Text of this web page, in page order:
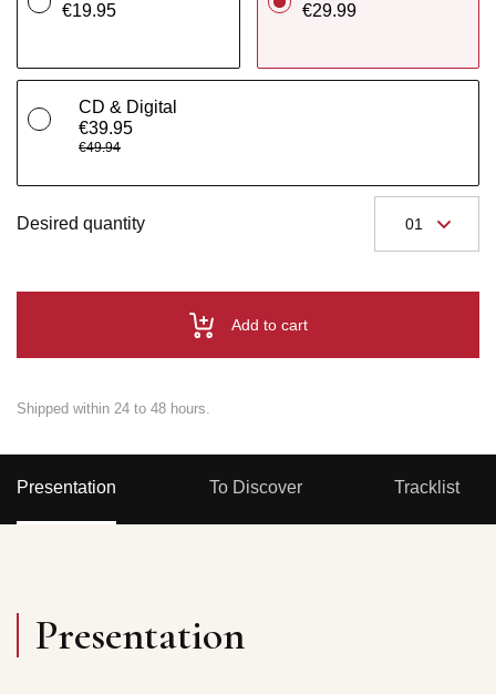
€19.95
€29.99
CD & Digital
€39.95
€49.94
Desired quantity
Add to cart
Shipped within 24 to 48 hours.
Presentation To Discover Tracklist
Presentation